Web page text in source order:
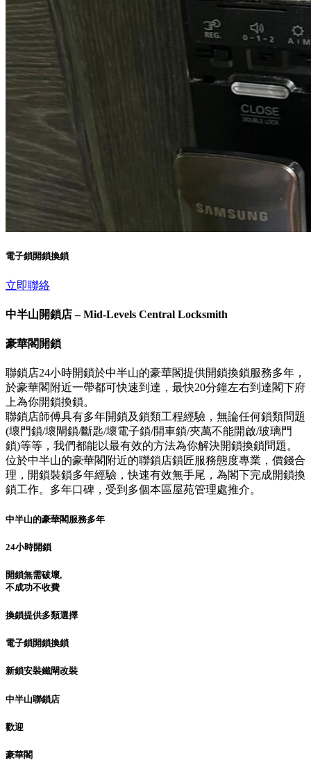
電子鎖開鎖換鎖
立即聯絡
中半山開鎖店 – Mid-Levels Central Locksmith
豪華閣開鎖
聯鎖店24小時開鎖於中半山的豪華閣提供開鎖換鎖服務多年，
於豪華閣附近一帶都可快速到達，最快20分鐘左右到達閣下府
上為你開鎖換鎖。
聯鎖店師傅具有多年開鎖及鎖類工程經驗，無論任何鎖類問題
(壞門鎖/壞閘鎖/斷匙/壞電子鎖/開車鎖/夾萬不能開啟/玻璃門
鎖)等等，我們都能以最有效的方法為你解決開鎖換鎖問題。
位於中半山的豪華閣附近的聯鎖店鎖匠服務態度專業，價錢合
理，開鎖裝鎖多年經驗，快速有效無手尾，為閣下完成開鎖換
鎖工作。多年口碑，受到多個本區屋苑管理處推介。
中半山的豪華閣服務多年
24小時開鎖
開鎖無需破壞,
不成功不收費
換鎖提供多類選擇
電子鎖開鎖換鎖
新鎖安裝鐵閘改裝
中半山聯鎖店
歡迎
豪華閣